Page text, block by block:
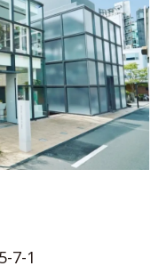
7-1